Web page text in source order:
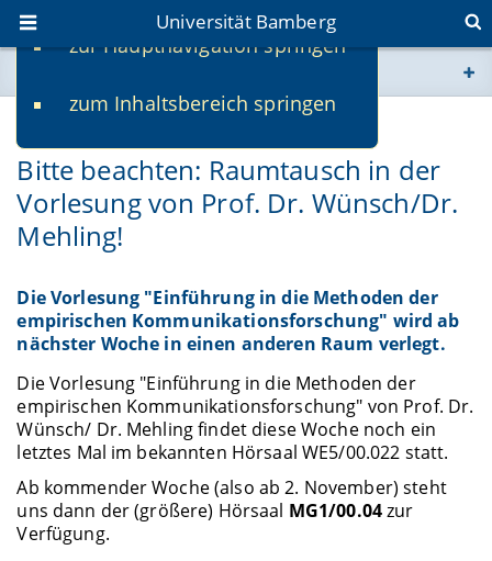
zur Hauptnavigation springen
zum Inhaltsbereich springen
Universität Bamberg
www.uni-bamberg.de
univis.uni-bamberg.de
Bitte beachten: Raumtausch in der
Vorlesung von Prof. Dr. Wünsch/Dr.
Mehling!
Die Vorlesung "Einführung in die Methoden der
empirischen Kommunikationsforschung" wird ab
nächster Woche in einen anderen Raum verlegt.
Die Vorlesung "Einführung in die Methoden der
empirischen Kommunikationsforschung" von Prof. Dr.
Wünsch/ Dr. Mehling findet diese Woche noch ein
letztes Mal im bekannten Hörsaal WE5/00.022 statt.
Ab kommender Woche (also ab 2. November) steht
uns dann der (größere) Hörsaal MG1/00.04zur
Verfügung.